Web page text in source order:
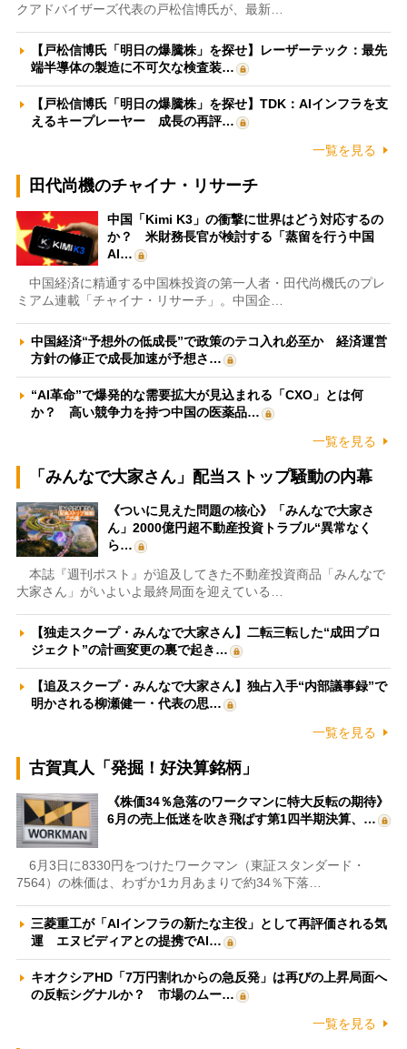
クアドバイザーズ代表の戸松信博氏が、最新…
【戸松信博氏「明日の爆騰株」を探せ】レーザーテック：最先
端半導体の製造に不可欠な検査装…
【戸松信博氏「明日の爆騰株」を探せ】TDK：AIインフラを支
えるキープレーヤー 成長の再評…
一覧を見る
田代尚機のチャイナ・リサーチ
中国「Kimi K3」の衝撃に世界はどう対応するの
か？ 米財務長官が検討する「蒸留を行う中国
AI…
中国経済に精通する中国株投資の第一人者・田代尚機氏のプレ
ミアム連載「チャイナ・リサーチ」。中国企…
中国経済“予想外の低成長”で政策のテコ入れ必至か 経済運営
方針の修正で成長加速が予想さ…
“AI革命”で爆発的な需要拡大が見込まれる「CXO」とは何
か？ 高い競争力を持つ中国の医薬品…
一覧を見る
「みんなで大家さん」配当ストップ騒動の内幕
《ついに見えた問題の核心》「みんなで大家さ
ん」2000億円超不動産投資トラブル“異常なく
ら…
本誌『週刊ポスト』が追及してきた不動産投資商品「みんなで
大家さん」がいよいよ最終局面を迎えている…
【独走スクープ・みんなで大家さん】二転三転した“成田プロ
ジェクト”の計画変更の裏で起き…
【追及スクープ・みんなで大家さん】独占入手“内部議事録”で
明かされる柳瀬健一・代表の思…
一覧を見る
古賀真人「発掘！好決算銘柄」
《株価34％急落のワークマンに特大反転の期待》
6月の売上低迷を吹き飛ばす第1四半期決算、…
6月3日に8330円をつけたワークマン（東証スタンダード・
7564）の株価は、わずか1カ月あまりで約34％下落…
三菱重工が「AIインフラの新たな主役」として再評価される気
運 エヌビディアとの提携でAI…
キオクシアHD「7万円割れからの急反発」は再びの上昇局面へ
の反転シグナルか？ 市場のムー…
一覧を見る